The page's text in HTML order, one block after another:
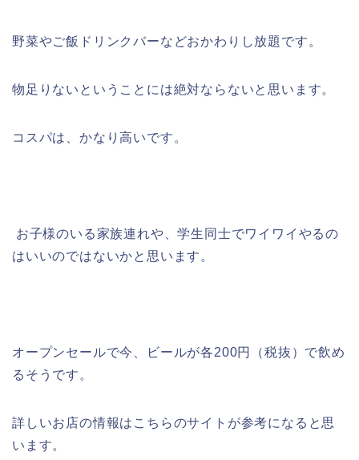
野菜やご飯ドリンクバーなどおかわりし放題です。
物足りないということには絶対ならないと思います。
コスパは、かなり高いです。
お子様のいる家族連れや、学生同士でワイワイやるの
はいいのではないかと思います。
オープンセールで今、ビールが各200円（税抜）で飲め
るそうです。
詳しいお店の情報はこちらのサイトが参考になると思
います。